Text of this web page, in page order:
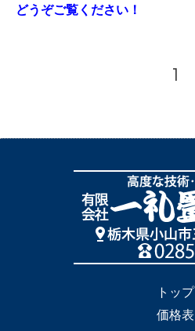
どうぞご覧ください！
1
トップ
価格表